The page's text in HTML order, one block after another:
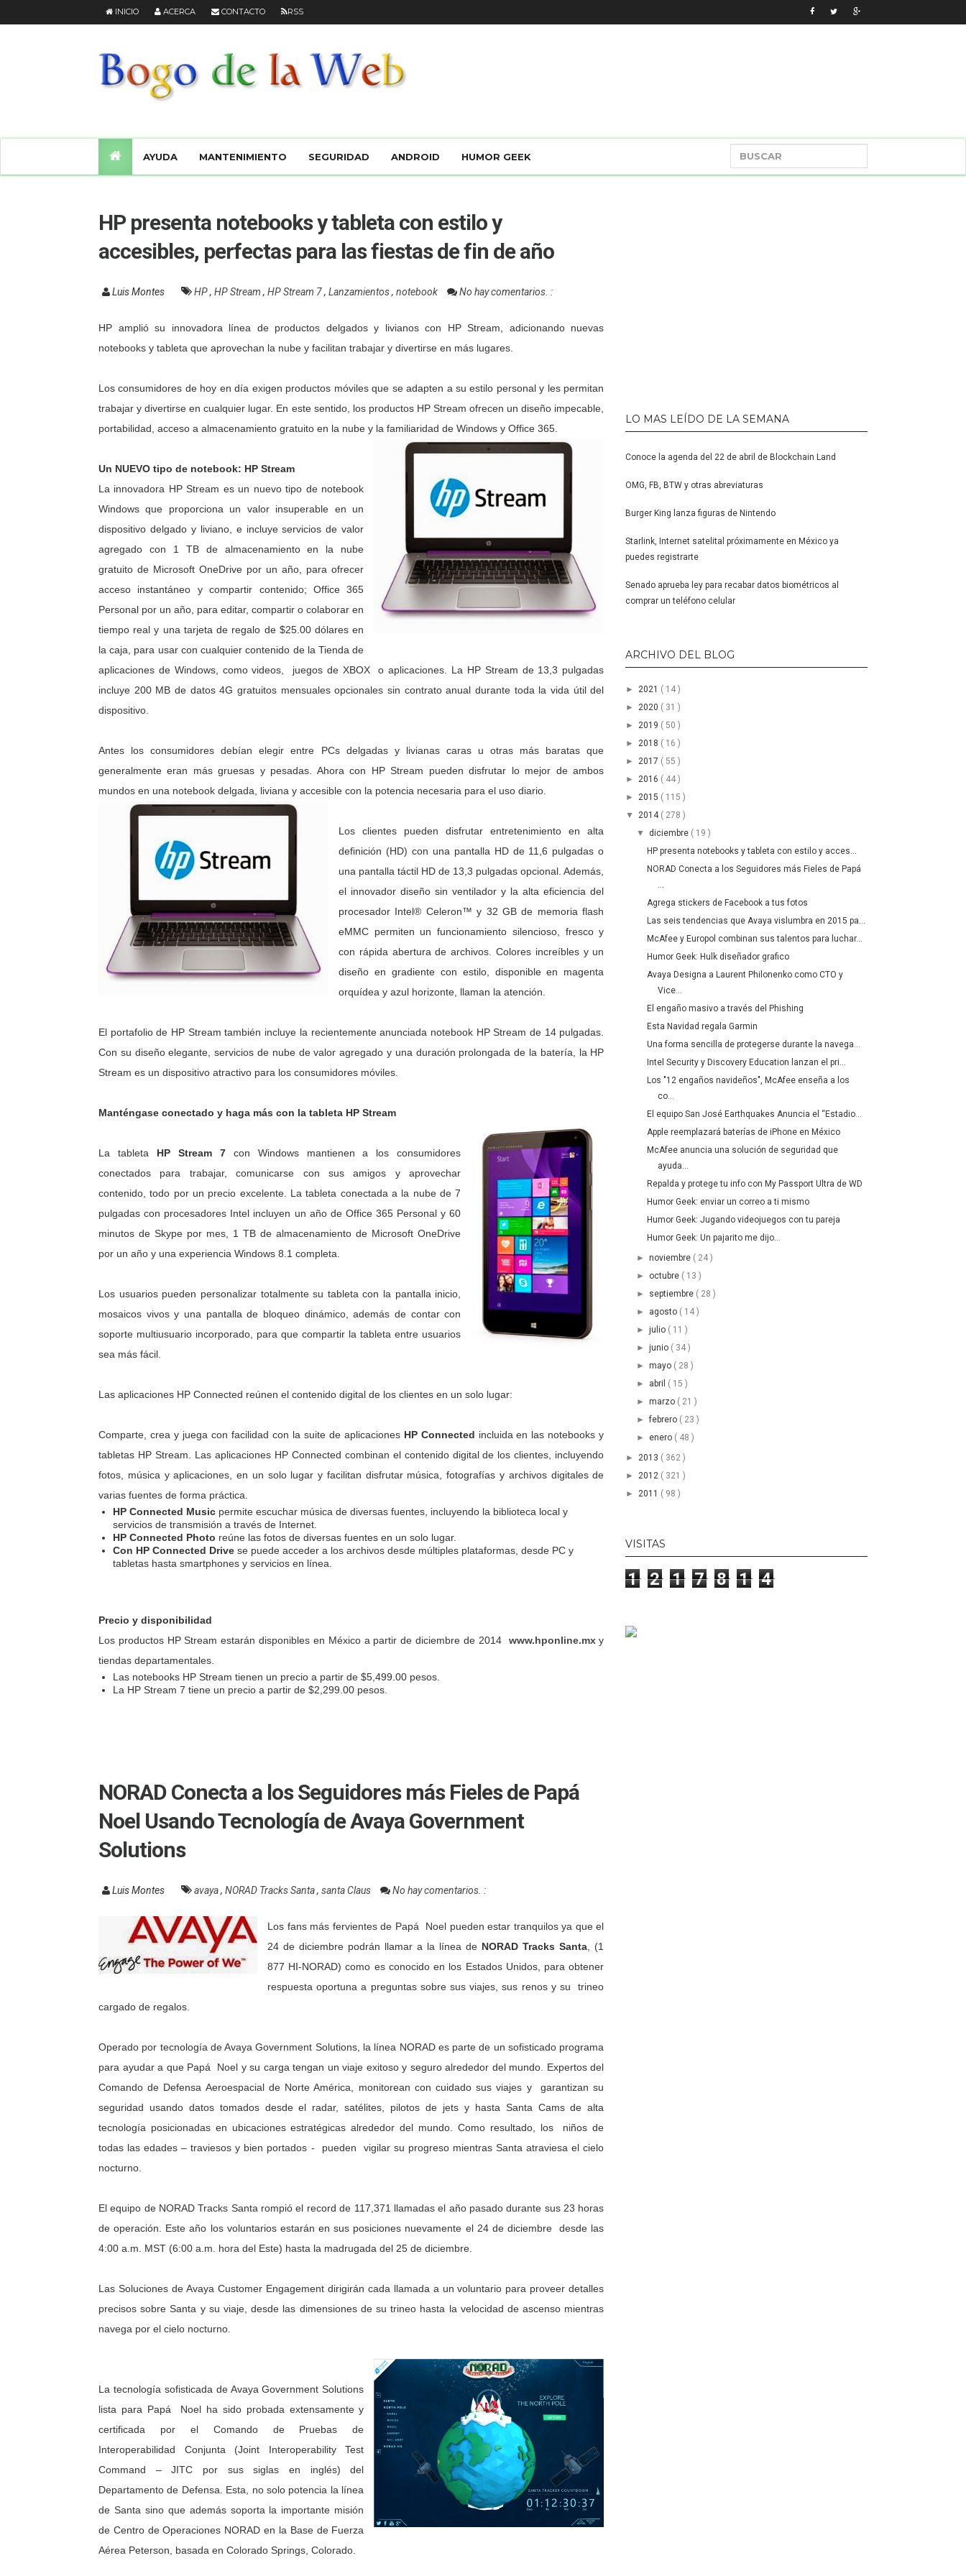
INICIO ACERCA CONTACTO RSS
AYUDA MANTENIMIENTO SEGURIDAD ANDROID HUMOR GEEK
HP presenta notebooks y tableta con estilo y
accesibles, perfectas para las fiestas de fin de año
Luis Montes HP, HP Stream , HP Stream 7, Lanzamientos, notebook No hay comentarios. :
HP amplió su innovadora línea de productos delgados y livianos con HP Stream, adicionando nuevas
notebooks y tableta que aprovechan la nube y facilitan trabajar y divertirse en más lugares.
Los consumidores de hoy en día exigen productos móviles que se adapten a su estilo personal y les permitan
trabajar y divertirse en cualquier lugar. En este sentido, los productos HP Stream ofrecen un diseño impecable,
portabilidad, acceso a almacenamiento gratuito en la nube y la familiaridad de Windows y Office 365.
Un NUEVO tipo de notebook: HP Stream
La innovadora HP Stream es un nuevo tipo de notebook
Windows que proporciona un valor insuperable en un
dispositivo delgado y liviano, e incluye servicios de valor
agregado con 1 TB de almacenamiento en la nube
gratuito de Microsoft OneDrive por un año, para ofrecer
acceso instantáneo y compartir contenido; Office 365
Personal por un año, para editar, compartir o colaborar en
tiempo real y una tarjeta de regalo de $25.00 dólares en
la caja, para usar con cualquier contenido de la Tienda de
aplicaciones de Windows, como videos, juegos de XBOX o aplicaciones. La HP Stream de 13,3 pulgadas
incluye 200 MB de datos 4G gratuitos mensuales opcionales sin contrato anual durante toda la vida útil del
dispositivo.
Antes los consumidores debían elegir entre PCs delgadas y livianas caras u otras más baratas que
generalmente eran más gruesas y pesadas. Ahora con HP Stream pueden disfrutar lo mejor de ambos
mundos en una notebook delgada, liviana y accesible con la potencia necesaria para el uso diario.
Los clientes pueden disfrutar entretenimiento en alta
definición (HD) con una pantalla HD de 11,6 pulgadas o
una pantalla táctil HD de 13,3 pulgadas opcional. Además,
el innovador diseño sin ventilador y la alta eficiencia del
procesador Intel® Celeron™ y 32 GB de memoria flash
eMMC permiten un funcionamiento silencioso, fresco y
con rápida abertura de archivos. Colores increíbles y un
diseño en gradiente con estilo, disponible en magenta
orquídea y azul horizonte, llaman la atención.
El portafolio de HP Stream también incluye la recientemente anunciada notebook HP Stream de 14 pulgadas.
Con su diseño elegante, servicios de nube de valor agregado y una duración prolongada de la batería, la HP
Stream es un dispositivo atractivo para los consumidores móviles.
Manténgase conectado y haga más con la tableta HP Stream
La tableta HP Stream 7con Windows mantienen a los consumidores
conectados para trabajar, comunicarse con sus amigos y aprovechar
contenido, todo por un precio excelente. La tableta conectada a la nube de 7
pulgadas con procesadores Intel incluyen un año de Office 365 Personal y 60
minutos de Skype por mes, 1 TB de almacenamiento de Microsoft OneDrive
por un año y una experiencia Windows 8.1 completa.
Los usuarios pueden personalizar totalmente su tableta con la pantalla inicio,
mosaicos vivos y una pantalla de bloqueo dinámico, además de contar con
soporte multiusuario incorporado, para que compartir la tableta entre usuarios
sea más fácil.
Las aplicaciones HP Connected reúnen el contenido digital de los clientes en un solo lugar:
Comparte, crea y juega con facilidad con la suite de aplicaciones HP Connected incluida en las notebooks y
tabletas HP Stream. Las aplicaciones HP Connected combinan el contenido digital de los clientes, incluyendo
fotos, música y aplicaciones, en un solo lugar y facilitan disfrutar música, fotografías y archivos digitales de
varias fuentes de forma práctica.
HP Connected Music permite escuchar música de diversas fuentes, incluyendo la biblioteca local y
servicios de transmisión a través de Internet.
HP Connected Photo reúne las fotos de diversas fuentes en un solo lugar.
Con HP Connected Drive se puede acceder a los archivos desde múltiples plataformas, desde PC y
tabletas hasta smartphones y servicios en línea.
Precio y disponibilidad
Los productos HP Stream estarán disponibles en México a partir de diciembre de 2014 www.hponline.mxy
tiendas departamentales.
Las notebooks HP Stream tienen un precio a partir de $5,499.00 pesos.
La HP Stream 7 tiene un precio a partir de $2,299.00 pesos.
NORAD Conecta a los Seguidores más Fieles de Papá
Noel Usando Tecnología de Avaya Government
Solutions
Luis Montes avaya, NORAD Tracks Santa, santa Claus No hay comentarios. :
Los fans más fervientes de Papá Noel pueden estar tranquilos ya que el
24 de diciembre podrán llamar a la línea de NORAD Tracks Santa , (1
877 HI-NORAD) como es conocido en los Estados Unidos, para obtener
respuesta oportuna a preguntas sobre sus viajes, sus renos y su trineo
cargado de regalos.
Operado por tecnología de Avaya Government Solutions, la línea NORAD es parte de un sofisticado programa
para ayudar a que Papá Noel y su carga tengan un viaje exitoso y seguro alrededor del mundo. Expertos del
Comando de Defensa Aeroespacial de Norte América, monitorean con cuidado sus viajes y garantizan su
seguridad usando datos tomados desde el radar, satélites, pilotos de jets y hasta Santa Cams de alta
tecnología posicionadas en ubicaciones estratégicas alrededor del mundo. Como resultado, los niños de
todas las edades – traviesos y bien portados - pueden vigilar su progreso mientras Santa atraviesa el cielo
nocturno.
El equipo de NORAD Tracks Santa rompió el record de 117,371 llamadas el año pasado durante sus 23 horas
de operación. Este año los voluntarios estarán en sus posiciones nuevamente el 24 de diciembre desde las
4:00 a.m. MST (6:00 a.m. hora del Este) hasta la madrugada del 25 de diciembre.
Las Soluciones de Avaya Customer Engagement dirigirán cada llamada a un voluntario para proveer detalles
precisos sobre Santa y su viaje, desde las dimensiones de su trineo hasta la velocidad de ascenso mientras
navega por el cielo nocturno.
La tecnología sofisticada de Avaya Government Solutions
lista para Papá Noel ha sido probada extensamente y
certificada por el Comando de Pruebas de
Interoperabilidad Conjunta (Joint Interoperability Test
Command – JITC por sus siglas en inglés) del
Departamento de Defensa. Esta, no solo potencia la línea
de Santa sino que además soporta la importante misión
de Centro de Operaciones NORAD en la Base de Fuerza
Aérea Peterson, basada en Colorado Springs, Colorado.
LO MAS LEÍDO DE LA SEMANA
Conoce la agenda del 22 de abril de Blockchain Land
OMG, FB, BTW y otras abreviaturas
Burger King lanza figuras de Nintendo
Starlink, Internet satelital próximamente en México ya
puedes registrarte
Senado aprueba ley para recabar datos biométricos al
comprar un teléfono celular
ARCHIVO DEL BLOG
►2021 ( 14 )
►2020 ( 31 )
►2019 ( 50 )
►2018 ( 16 )
►2017 ( 55 )
►2016 ( 44 )
►2015 ( 115 )
▼2014 ( 278 )
▼ diciembre ( 19 )
HP presenta notebooks y tableta con estilo y acces...
NORAD Conecta a los Seguidores más Fieles de Papá
...
Agrega stickers de Facebook a tus fotos
Las seis tendencias que Avaya vislumbra en 2015 pa...
McAfee y Europol combinan sus talentos para luchar...
Humor Geek: Hulk diseñador grafico
Avaya Designa a Laurent Philonenko como CTO y
Vice...
El engaño masivo a través del Phishing
Esta Navidad regala Garmin
Una forma sencilla de protegerse durante la navega...
Intel Security y Discovery Education lanzan el pri...
Los "12 engaños navideños", McAfee enseña a los
co...
El equipo San José Earthquakes Anuncia el “Estadio...
Apple reemplazará baterías de iPhone en México
McAfee anuncia una solución de seguridad que
ayuda...
Repalda y protege tu info con My Passport Ultra de WD
Humor Geek: enviar un correo a ti mismo
Humor Geek: Jugando videojuegos con tu pareja
Humor Geek: Un pajarito me dijo...
► noviembre ( 24 )
► octubre ( 13 )
► septiembre ( 28 )
► agosto ( 14 )
► julio ( 11 )
► junio ( 34 )
► mayo ( 28 )
► abril ( 15 )
► marzo ( 21 )
►febrero ( 23 )
► enero ( 48 )
►2013 ( 362 )
►2012 ( 321 )
►2011 ( 98 )
VISITAS
1 2 1 7 8 1 4